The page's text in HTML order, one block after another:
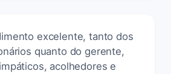
excelente, tanto dos
quanto do gerente,
acolhedores e